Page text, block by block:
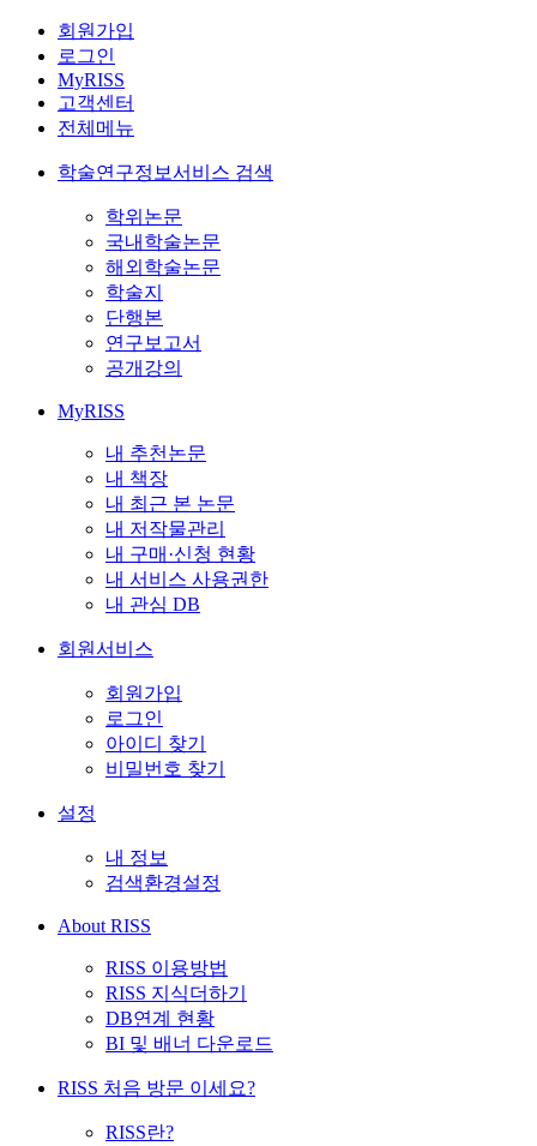
회원가입
로그인
MyRISS
고객센터
전체메뉴
학술연구정보서비스 검색
학위논문
국내학술논문
해외학술논문
학술지
단행본
연구보고서
공개강의
MyRISS
내 추천논문
내 책장
내 최근 본 논문
내 저작물관리
내 구매·신청 현황
내 서비스 사용권한
내 관심 DB
회원서비스
회원가입
로그인
아이디 찾기
비밀번호 찾기
설정
내 정보
검색환경설정
About RISS
RISS 이용방법
RISS 지식더하기
DB연계 현황
BI 및 배너 다운로드
RISS 처음 방문 이세요?
RISS란?